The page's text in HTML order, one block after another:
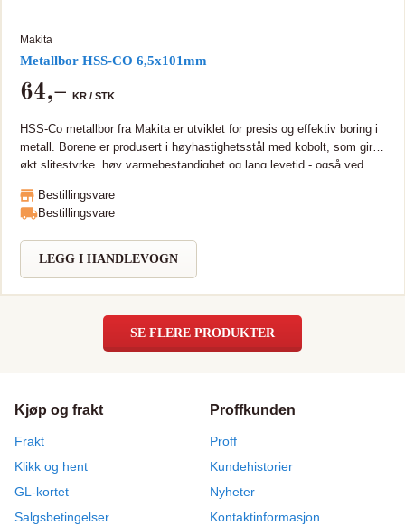
Makita
Metallbor HSS-CO 6,5x101mm
64,– KR / STK
HSS-Co metallbor fra Makita er utviklet for presis og effektiv boring i
metall. Borene er produsert i høyhastighetsstål med kobolt, som gir
økt slitestyrke, høy varmebestandighet og lang levetid - også ved
DIN338 M35 med stål og 5% kobolt. Boret er da sterkere og med
lengre levetid sammenlignet med ordinære metallbor. Boret er laget i
hardt metall.
Bestillingsvare
Bestillingsvare
LEGG I HANDLEVOGN
SE FLERE PRODUKTER
Kjøp og frakt
Frakt
Klikk og hent
GL-kortet
Salgsbetingelser
Proffkunden
Proff
Kundehistorier
Nyheter
Kontaktinformasjon